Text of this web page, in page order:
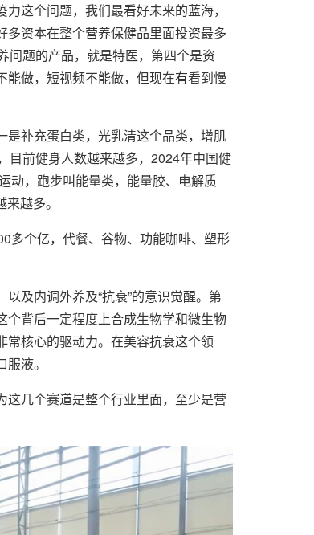
这个问题，我们最看好未来的蓝海，
资本在整个营养保健品里面投资最多
问题的产品，就是特医，第四个是资
做，短视频不能做，但现在有看到慢
补充蛋白类，光乳清这个品类，增肌
目前健身人数越来越多，2024年中国健
动，跑步叫能量类，能量胶、电解质
越多。
多个亿，代餐、谷物、功能咖啡、塑形
及内调外养及“抗衰”的意识觉醒。第
背后一定程度上合成生物学和微生物
常核心的驱动力。在美容抗衰这个领
液。
几个赛道是整个行业里面，至少是营